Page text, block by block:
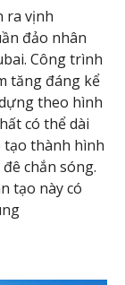
ra vịnh
đảo nhân
Công trình
tăng đáng kể
theo hình
có thể dài
tạo thành hình
chắn sóng.
tạo này có